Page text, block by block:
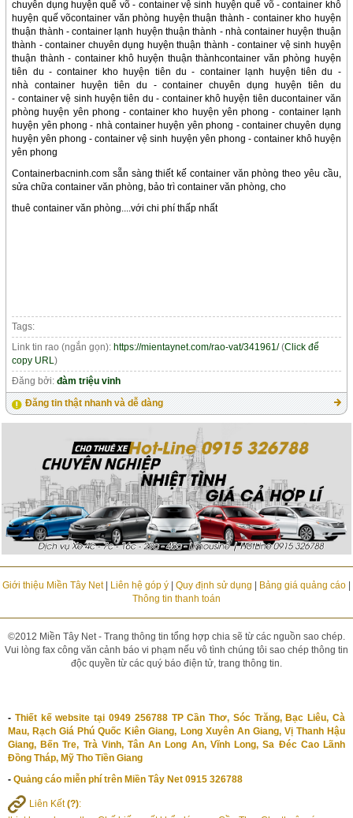
chuyên dụng huyện quế võ - container vệ sinh huyện quế võ - container khô
huyện quế võcontainer văn phòng huyện thuận thành - container kho huyện
thuận thành - container lạnh huyện thuận thành - nhà container huyện thuận
thành - container chuyên dụng huyện thuận thành - container vệ sinh huyện
thuận thành - container khô huyện thuận thànhcontainer văn phòng huyện
tiên du - container kho huyện tiên du - container lạnh huyện tiên du -
nhà container huyện tiên du - container chuyên dụng huyện tiên du
- container vệ sinh huyện tiên du - container khô huyện tiên ducontainer văn
phòng huyện yên phong - container kho huyện yên phong - container lạnh
huyện yên phong - nhà container huyện yên phong - container chuyên dụng
huyện yên phong - container vệ sinh huyện yên phong - container khô huyện
yên phong
Containerbacninh.com sẵn sàng thiết kế container văn phòng theo yêu cầu,
sửa chữa container văn phòng, bảo trì container văn phòng, cho
thuê container văn phòng....với chi phí thấp nhất
Tags:
Link tin rao (ngắn gọn): https://mientaynet.com/rao-vat/341961/(Click để
copy URL)
Đăng bởi:đàm triệu vinh
Đăng tin thật nhanh và dễ dàng
Giới thiệu Miền Tây Net| Liên hệ góp ý| Quy định sử dụng Bảng giá quảng cáo|
Thông tin thanh toán
©2012 Miền Tây Net - Trang thông tin tổng hợp chia sẽ từ các nguồn sao chép.
Vui lòng fax công văn cảnh báo vi phạm nếu vô tình chúng tôi sao chép thông tin
độc quyền từ các quý báo điện tử, trang thông tin.
- Thiết kế website tại 0949 256788 TP Cần Thơ, Sóc Trăng, Bạc Liêu, Cà
Mau, Rạch Giá Phú Quốc Kiên Giang, Long Xuyên An Giang, Vị Thanh Hậu
Giang, Bến Tre, Trà Vinh, Tân An Long An, Vĩnh Long, Sa Đéc Cao Lãnh
Đồng Tháp, Mỹ Tho Tiền Giang
- Quảng cáo miễn phí trên Miền Tây Net 0915 326788
Liên Kết(?):